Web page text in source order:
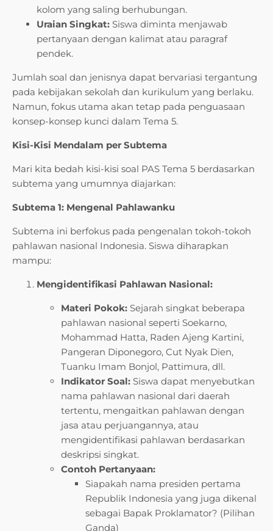
kolom yang saling berhubungan.
Uraian Singkat: Siswa diminta menjawab
pertanyaan dengan kalimat atau paragraf
pendek.
Jumlah soal dan jenisnya dapat bervariasi tergantung
pada kebijakan sekolah dan kurikulum yang berlaku.
Namun, fokus utama akan tetap pada penguasaan
konsep-konsep kunci dalam Tema 5.
Kisi-Kisi Mendalam per Subtema
Mari kita bedah kisi-kisi soal PAS Tema 5 berdasarkan
subtema yang umumnya diajarkan:
Subtema 1: Mengenal Pahlawanku
Subtema ini berfokus pada pengenalan tokoh-tokoh
pahlawan nasional Indonesia. Siswa diharapkan
mampu:
Mengidentifikasi Pahlawan Nasional:
Materi Pokok: Sejarah singkat beberapa
pahlawan nasional seperti Soekarno,
Mohammad Hatta, Raden Ajeng Kartini,
Pangeran Diponegoro, Cut Nyak Dien,
Tuanku Imam Bonjol, Pattimura, dll.
Indikator Soal: Siswa dapat menyebutkan
nama pahlawan nasional dari daerah
tertentu, mengaitkan pahlawan dengan
jasa atau perjuangannya, atau
mengidentifikasi pahlawan berdasarkan
deskripsi singkat.
Contoh Pertanyaan:
Siapakah nama presiden pertama
Republik Indonesia yang juga dikenal
sebagai Bapak Proklamator? (Pilihan
Ganda)